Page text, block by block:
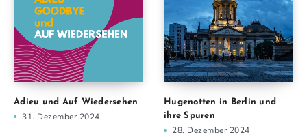
Adieu und Auf Wiedersehen
31. Dezember 2024
Hugenotten in Berlin und
ihre Spuren
28. Dezember 2024